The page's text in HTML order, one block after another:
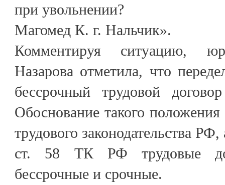
при увольнении?
Магомед К. г. Нальчик».
Комментируя ситуацию,
Назарова отметила, что
бессрочный трудовой
Обоснование такого положения
трудового законодательства
ст. 58 ТК РФ трудовые
бессрочные и срочные.